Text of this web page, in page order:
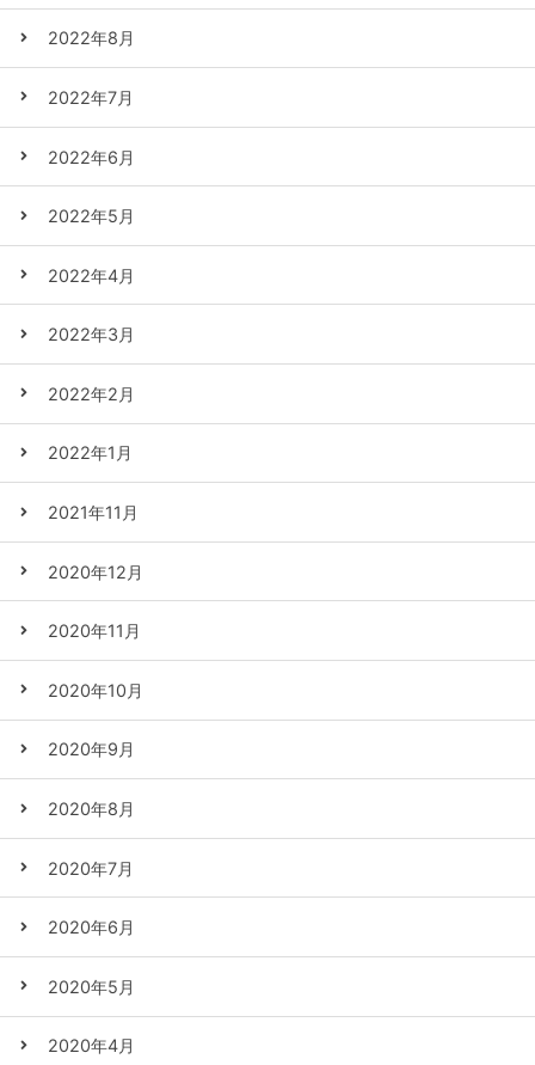
2022年8月
2022年7月
2022年6月
2022年5月
2022年4月
2022年3月
2022年2月
2022年1月
2021年11月
2020年12月
2020年11月
2020年10月
2020年9月
2020年8月
2020年7月
2020年6月
2020年5月
2020年4月